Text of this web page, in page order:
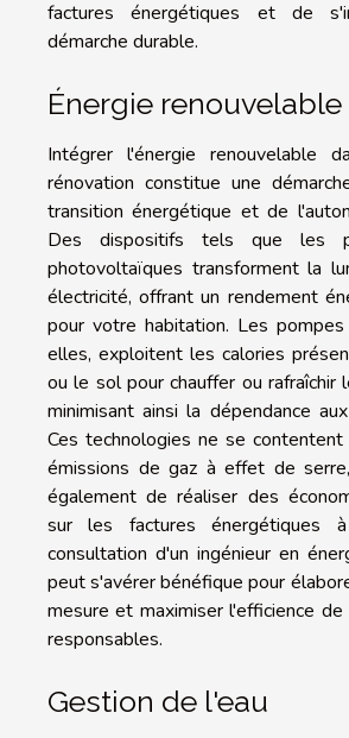
factures énergétiques et de
démarche durable.
Énergie renouvelable
Intégrer l'énergie renouvelable
rénovation constitue une
transition énergétique et de
Des dispositifs tels que les
photovoltaïques transforment la
électricité, offrant un rendement
pour votre habitation. Les
elles, exploitent les calories
ou le sol pour chauffer ou rafraîchir
minimisant ainsi la dépendance
Ces technologies ne se
émissions de gaz à effet de
également de réaliser des
sur les factures énergétiques
consultation d'un ingénieur en
peut s'avérer bénéfique pour
mesure et maximiser l'efficience
responsables.
Gestion de l'eau